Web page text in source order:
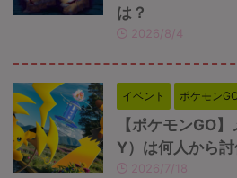
は？
2026/8/4
イベント ポケモン
【ポケモンGO
Y）は何人から
2026/7/18